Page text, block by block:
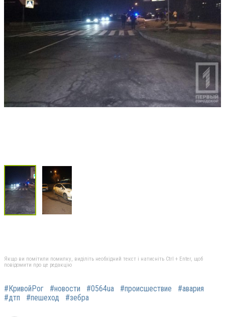
Якщо ви помітили помилку, виділіть необхідний текст і натисніть Ctrl + Enter, щоб
повідомити про це редакцію
#КривойРог #новости #0564ua #происшествие
#авария
#дтп
#пешеход #зебра